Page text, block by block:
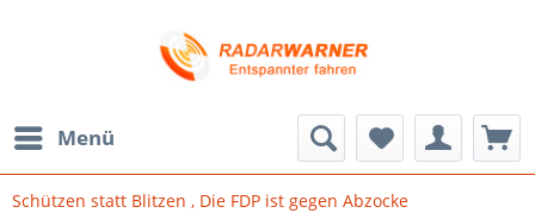
Menü
Schützen statt Blitzen , Die FDP ist gegen Abzocke